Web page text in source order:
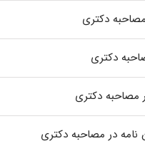
دکتری
دکتری
مصاحبه دکتری
نامه در مصاحبه دکتری